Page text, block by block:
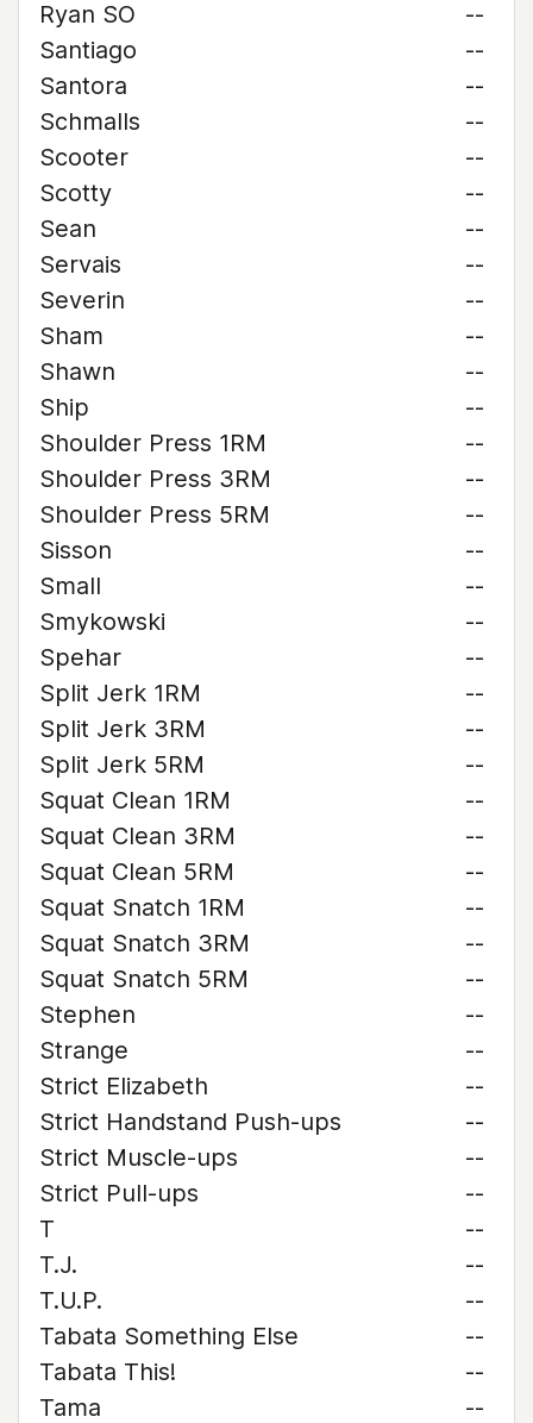
Ryan SO
--
Santiago
--
Santora
--
Schmalls
--
Scooter
--
Scotty
--
Sean
--
Servais
--
Severin
--
Sham
--
Shawn
--
Ship
--
Shoulder Press 1RM
--
Shoulder Press 3RM
--
Shoulder Press 5RM
--
Sisson
--
Small
--
Smykowski
--
Spehar
--
Split Jerk 1RM
--
Split Jerk 3RM
--
Split Jerk 5RM
--
Squat Clean 1RM
--
Squat Clean 3RM
--
Squat Clean 5RM
--
Squat Snatch 1RM
--
Squat Snatch 3RM
--
Squat Snatch 5RM
--
Stephen
--
Strange
--
Strict Elizabeth
--
Strict Handstand Push-ups
--
Strict Muscle-ups
--
Strict Pull-ups
--
T
--
T.J.
--
T.U.P.
--
Tabata Something Else
--
Tabata This!
--
Tama
--